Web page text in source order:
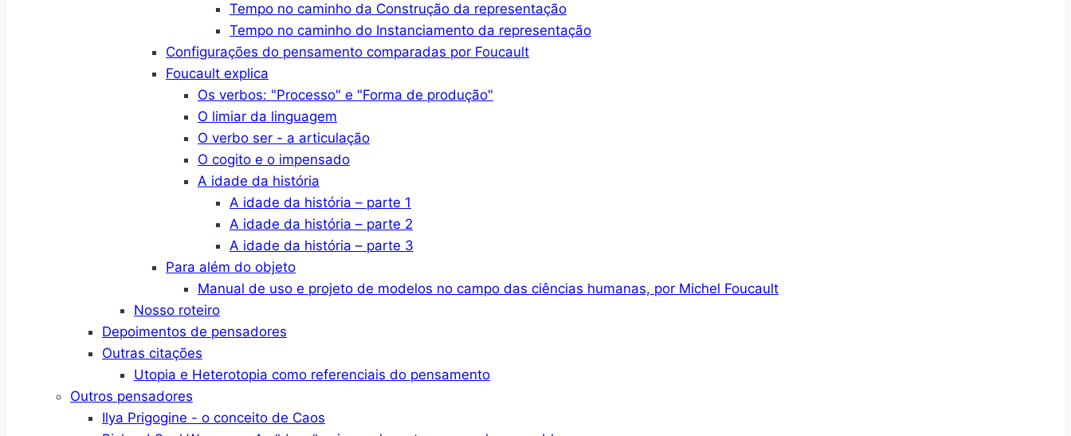
Tempo no caminho da Construção da representação
Tempo no caminho do Instanciamento da representação
Configurações do pensamento comparadas por Foucault
Foucault explica
Os verbos: "Processo" e "Forma de produção"
O limiar da linguagem
O verbo ser - a articulação
O cogito e o impensado
A idade da história
A idade da história – parte 1
A idade da história – parte 2
A idade da história – parte 3
Para além do objeto
Manual de uso e projeto de modelos no campo das ciências humanas, por Michel Foucault
Nosso roteiro
Depoimentos de pensadores
Outras citações
Utopia e Heterotopia como referenciais do pensamento
Outros pensadores
Ilya Prigogine - o conceito de Caos